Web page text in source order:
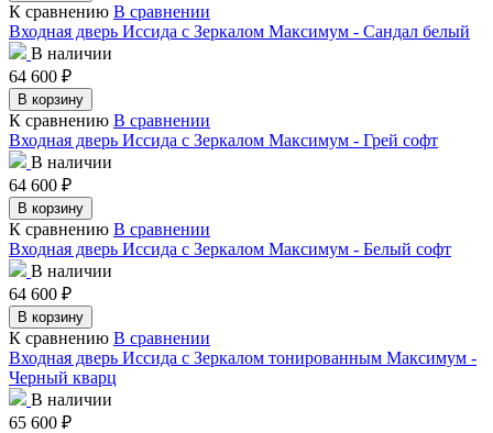
К сравнению В сравнении
Входная дверь Иссида с Зеркалом Максимум - Сандал белый
В наличии
64 600 ₽
В корзину
К сравнению В сравнении
Входная дверь Иссида с Зеркалом Максимум - Грей софт
В наличии
64 600 ₽
В корзину
К сравнению В сравнении
Входная дверь Иссида с Зеркалом Максимум - Белый софт
В наличии
64 600 ₽
В корзину
К сравнению В сравнении
Входная дверь Иссида с Зеркалом тонированным Максимум -
Черный кварц
В наличии
65 600 ₽